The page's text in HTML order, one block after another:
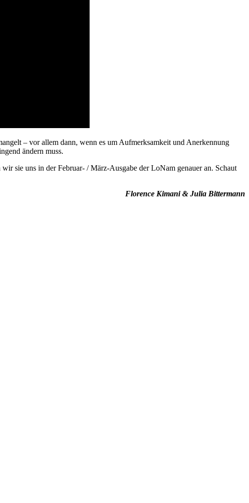
– vor allem dann, wenn es um Aufmerksamkeit und Anerkennung
ändern muss.
sie uns in der Februar- / März-Ausgabe der LoNam genauer an. Schaut
Florence Kimani & Julia Bittermann